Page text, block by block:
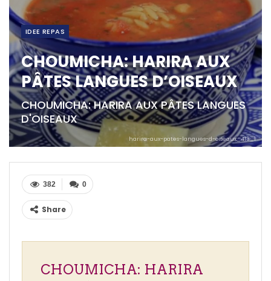
IDEE REPAS
CHOUMICHA: HARIRA AUX
PÂTES LANGUES D’OISEAUX
CHOUMICHA: HARIRA AUX PÂTES LANGUES
D'OISEAUX
harira-aux-pates-langues-d-oiseaux_413_1
0
382
Share
CHOUMICHA: HARIRA